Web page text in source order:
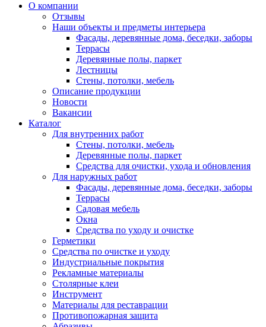
О компании
Отзывы
Наши объекты и предметы интерьера
Фасады, деревянные дома, беседки, заборы
Террасы
Деревянные полы, паркет
Лестницы
Стены, потолки, мебель
Описание продукции
Новости
Вакансии
Каталог
Для внутренних работ
Стены, потолки, мебель
Деревянные полы, паркет
Средства для очистки, ухода и обновления
Для наружных работ
Фасады, деревянные дома, беседки, заборы
Террасы
Садовая мебель
Окна
Средства по уходу и очистке
Герметики
Средства по очистке и уходу
Индустриальные покрытия
Рекламные материалы
Столярные клеи
Инструмент
Материалы для реставрации
Противопожарная защита